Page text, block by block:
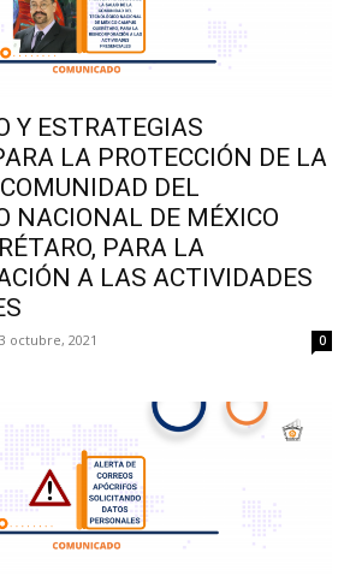
Y ESTRATEGIAS
LA PROTECCIÓN DE LA
DEL
NACIONAL DE MÉXICO
PARA LA
A LAS ACTIVIDADES
octubre, 2021 0